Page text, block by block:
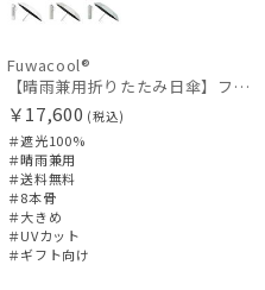
Fuwacool®
【晴雨兼用折りたたみ日傘】フワクールRウェブロン（FuwacoolR）ワンポイントロゴ 遮光100 UV100 簡単開閉 大きめ60cm
￥17,600 (税込)
＃遮光100%
＃晴雨兼用
＃送料無料
＃8本骨
＃大きめ
＃UVカット
＃ギフト向け